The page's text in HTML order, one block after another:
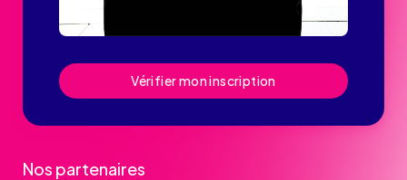
Vérifier mon inscription
Nos partenaires